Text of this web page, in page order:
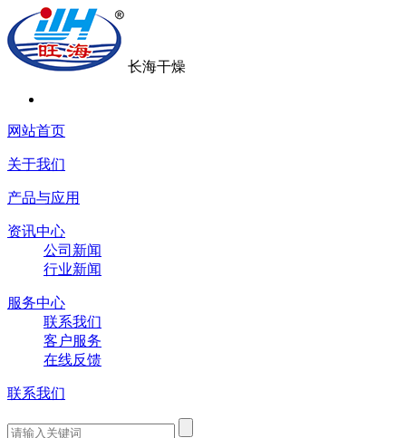
长海干燥
网站首页
关于我们
产品与应用
资讯中心
公司新闻
行业新闻
服务中心
联系我们
客户服务
在线反馈
联系我们